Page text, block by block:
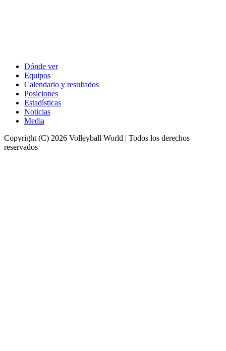
Dónde ver
Equipos
Calendario y resultados
Posiciones
Estadísticas
Noticias
Media
Copyright (C) 2026 Volleyball World | Todos los derechos
reservados